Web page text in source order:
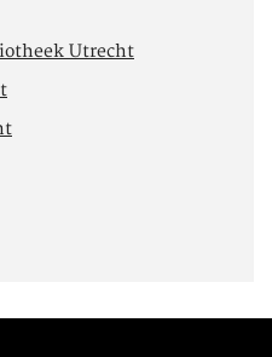
Utrecht